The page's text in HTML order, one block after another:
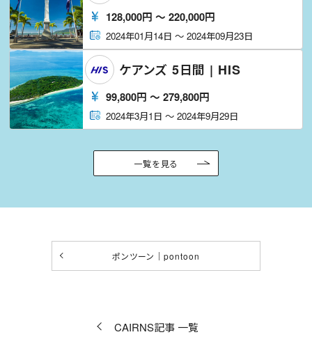
128,000円 〜 220,000円
2024年01月14日 〜 2024年09月23日
ケアンズ 5日間 | HIS
99,800円 〜 279,800円
2024年3月1日 〜 2024年9月29日
一覧を見る
ポンツーン｜pontoon
CAIRNS記事 一覧